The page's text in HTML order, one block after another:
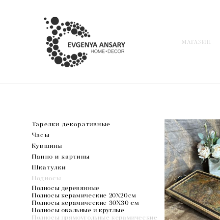
МАГАЗИН
МАГАЗИН
Тарелки декоративные
Часы
Кувшины
Панно и картины
Шкатулки
Подносы
Подносы деревянные
Подносы керамические 20Х20см
Подносы керамические 30Х30 см
Подносы овальные и круглые
Подносы прямоугольные керамические